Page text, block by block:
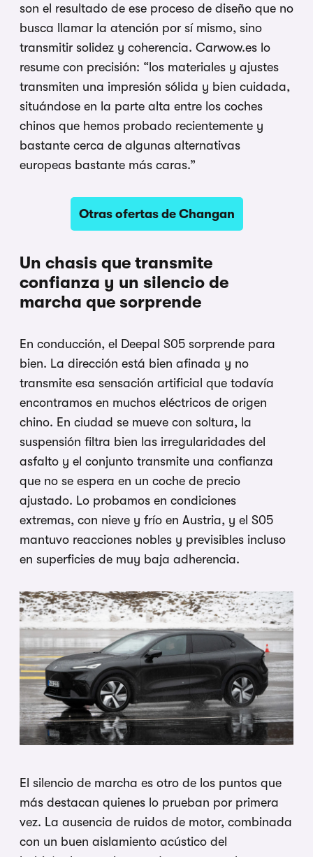
son el resultado de ese proceso de diseño que no
busca llamar la atención por sí mismo, sino
transmitir solidez y coherencia. Carwow.es lo
resume con precisión: “los materiales y ajustes
transmiten una impresión sólida y bien cuidada,
situándose en la parte alta entre los coches
chinos que hemos probado recientemente y
bastante cerca de algunas alternativas
europeas bastante más caras.”
Otras ofertas de Changan
Un chasis que transmite
confianza y un silencio de
marcha que sorprende
En conducción, el Deepal S05 sorprende para
bien. La dirección está bien afinada y no
transmite esa sensación artificial que todavía
encontramos en muchos eléctricos de origen
chino. En ciudad se mueve con soltura, la
suspensión filtra bien las irregularidades del
asfalto y el conjunto transmite una confianza
que no se espera en un coche de precio
ajustado. Lo probamos en condiciones
extremas, con nieve y frío en Austria, y el S05
mantuvo reacciones nobles y previsibles incluso
en superficies de muy baja adherencia.
El silencio de marcha es otro de los puntos que
más destacan quienes lo prueban por primera
vez. La ausencia de ruidos de motor, combinada
con un buen aislamiento acústico del